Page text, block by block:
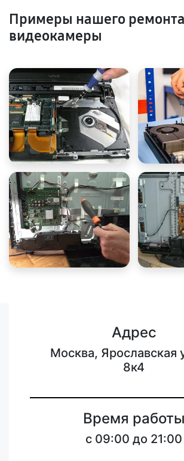
Примеры нашего ремонта
видеокамеры
Адрес
Москва, Ярославская
8к4
Время работы
c 09:00 до 21:00